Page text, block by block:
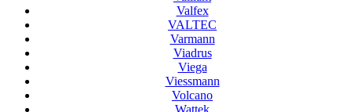
Valfex
VALTEC
Varmann
Viadrus
Viega
Viessmann
Volcano